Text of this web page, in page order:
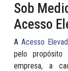
Sob
Acesso
A Acesso
pelo
empresa, a